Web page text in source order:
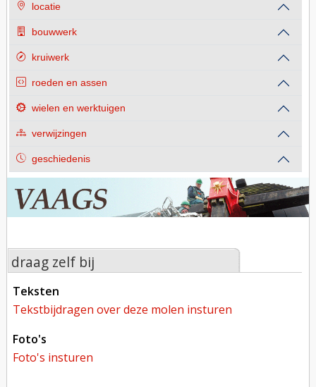
locatie
bouwwerk
kruiwerk
roeden en assen
wielen en werktuigen
verwijzingen
geschiedenis
draag zelf bij
teksten
tekstbijdragen over deze molen insturen
foto's
foto's insturen